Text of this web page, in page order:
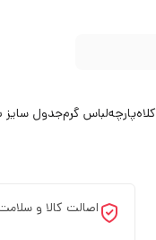
کلاهپارچهلباس گرمجدول سایز
اصالت کالا و